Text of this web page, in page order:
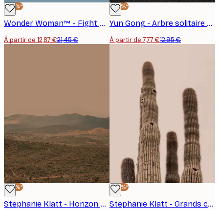
-40%*
Wonder Woman™ - Fight For Justice Affiche
À partir de 12,87 €21,45 €
-40%*
Yun Gong - Arbre solitaire dans les dunes du désert Poster
À partir de 7,77 €12,95 €
-40%*
Stephanie Klatt - Horizon de montagne aride Poster
-40%*
Stephanie Klatt - Grands cactus saguaro Poster